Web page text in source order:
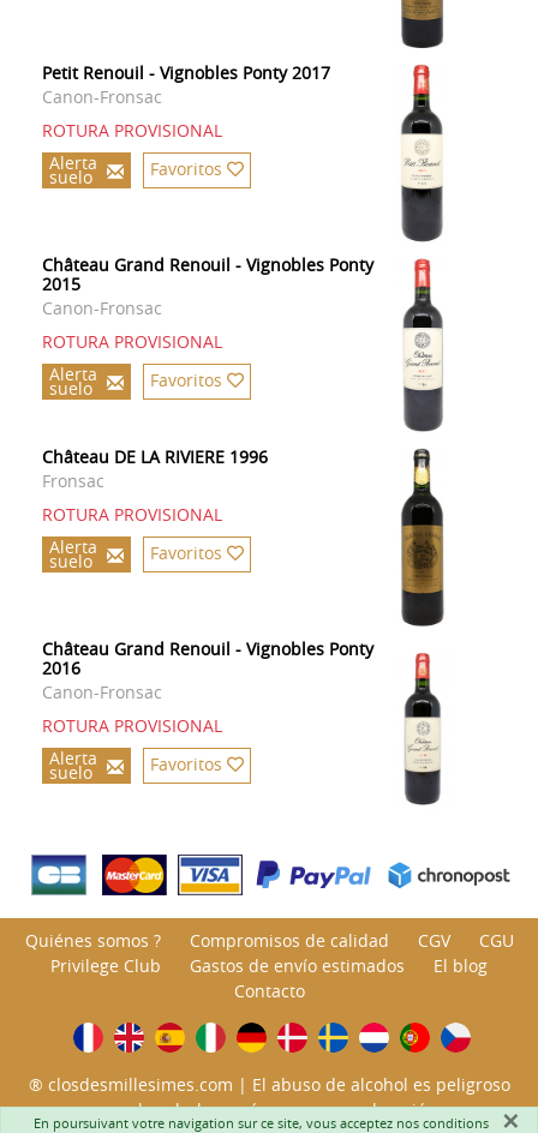
Petit Renouil - Vignobles Ponty 2017
Canon-Fronsac
ROTURA PROVISIONAL
Alerta
suelo Favoritos
Château Grand Renouil - Vignobles Ponty
2015
Canon-Fronsac
ROTURA PROVISIONAL
Alerta
suelo Favoritos
Château DE LA RIVIERE 1996
Fronsac
ROTURA PROVISIONAL
Alerta
suelo Favoritos
Château Grand Renouil - Vignobles Ponty
2016
Canon-Fronsac
ROTURA PROVISIONAL
Alerta
suelo Favoritos
Quiénes somos ? Compromisos de calidad CGV
CGU
Privilege Club
Gastos de envío estimados
El blog
Contacto
® closdesmillesimes.com | El abuso de alcohol es peligroso
para la salud; consúmase con moderación.
×
En poursuivant votre navigation sur ce site, vous acceptez nos conditions